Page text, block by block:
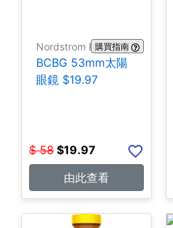
Nordstrom Rack購買指南
BCBG 53mm太陽
眼鏡 $19.97
$ 58 $19.97
由此查看